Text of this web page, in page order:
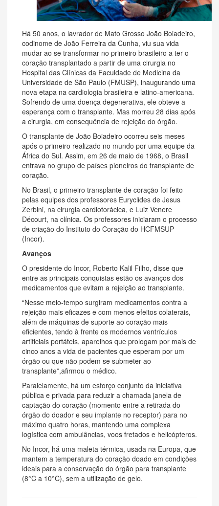
Há 50 anos, o lavrador de Mato Grosso João Boiadeiro,
codinome de João Ferreira da Cunha, viu sua vida
mudar ao se transformar no primeiro brasileiro a ter o
coração transplantado a partir de uma cirurgia no
Hospital das Clínicas da Faculdade de Medicina da
Universidade de São Paulo (FMUSP), inaugurando uma
nova etapa na cardiologia brasileira e latino-americana.
Sofrendo de uma doença degenerativa, ele obteve a
esperança com o transplante. Mas morreu 28 dias após
a cirurgia, em consequência de rejeição do órgão.
O transplante de João Boiadeiro ocorreu seis meses
após o primeiro realizado no mundo por uma equipe da
África do Sul. Assim, em 26 de maio de 1968, o Brasil
entrava no grupo de países pioneiros do transplante de
coração.
No Brasil, o primeiro transplante de coração foi feito
pelas equipes dos professores Euryclides de Jesus
Zerbini, na cirurgia cardiotorácica, e Luiz Venere
Décourt, na clínica. Os professores iniciaram o processo
de criação do Instituto do Coração do HCFMSUP
(Incor).
Avanços
O presidente do Incor, Roberto Kalil Filho, disse que
entre as principais conquistas estão os avanços dos
medicamentos que evitam a rejeição ao transplante.
“Nesse meio-tempo surgiram medicamentos contra a
rejeição mais eficazes e com menos efeitos colaterais,
além de máquinas de suporte ao coração mais
eficientes, tendo à frente os modernos ventrículos
artificiais portáteis, aparelhos que prologam por mais de
cinco anos a vida de pacientes que esperam por um
órgão ou que não podem se submeter ao
transplante”,afirmou o médico.
Paralelamente, há um esforço conjunto da iniciativa
pública e privada para reduzir a chamada janela de
captação do coração (momento entre a retirada do
órgão do doador e seu implante no receptor) para no
máximo quatro horas, mantendo uma complexa
logística com ambulâncias, voos fretados e helicópteros.
No Incor, há uma maleta térmica, usada na Europa, que
mantem a temperatura do coração doado em condições
ideais para a conservação do órgão para transplante
(8°C a 10°C), sem a utilização de gelo.